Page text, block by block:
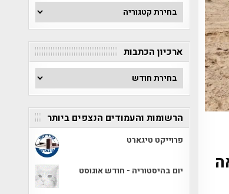
חפש
לפי
קטגוריה
ארכיון הכתבות
ארכיון
הכתבות
הרשומות והעמודים הנצפים ביותר
פרוייקט טיגארט
יום בהיסטוריה - חודש אוגוסט